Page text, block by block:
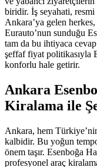
biridir. İş seyahati,
Ankara’ya gelen
Eurauto’nun sunduğu
tam da bu ihtiyaca
şeffaf fiyat politikasıyla
konforlu hale getirir.
Ankara
Kiralama ile
Ankara, hem
kalbidir. Bu yoğun
önem taşır. Esenboğa
profesyonel araç